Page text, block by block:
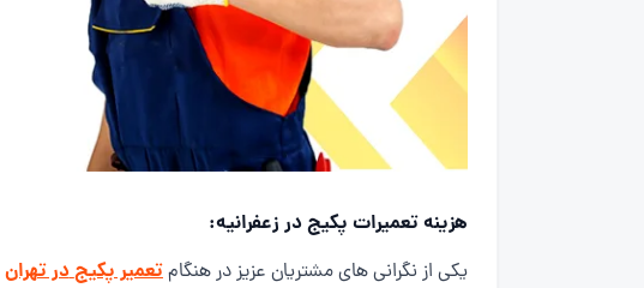
هزینه تعمیرات پکیج در زعفرانیه:
یکی از نگرانی های مشتریان عزیز در هنگامتعمیر پکیجدر تهران